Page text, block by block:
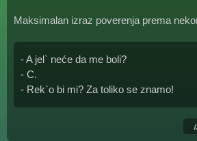
Maksimalan izraz poverenja prema
- A jel` neće da me boli?
- C.
- Rek`o bi mi? Za toliko se znamo!